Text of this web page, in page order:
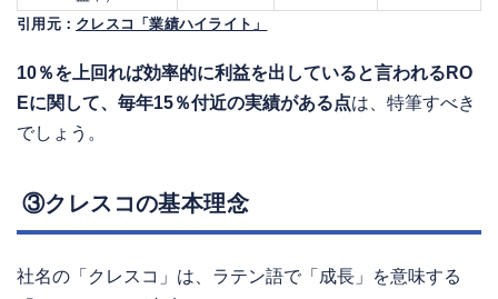
引用元： クレスコ「業績ハイライト」
10％を上回れば効率的に利益を出していると言われるRO
Eに関して、毎年15％付近の実績がある点は、特筆すべき
でしょう。
③クレスコの基本理念
社名の「クレスコ」は、ラテン語で「成長」を意味する